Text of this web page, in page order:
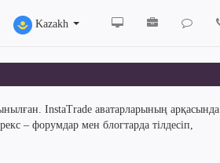
Kazakh
InstaTrade аватарларының арқасында
– форумдар мен блогтарда тілдесіп,